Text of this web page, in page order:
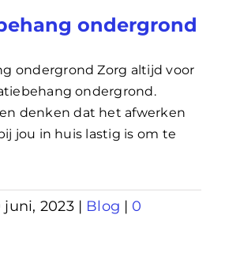
ondergrond
ondergrond Zorg altijd voor
ondergrond.
denken dat het afwerken
jou in huis lastig is om te
juni, 2023 | Blog | 0